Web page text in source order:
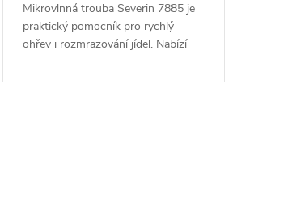
Mikrovlnná trouba Severin 7885 je
praktický pomocník pro rychlý
ohřev i rozmrazování jídel. Nabízí
rozměry a spolehlivý výkon, díky